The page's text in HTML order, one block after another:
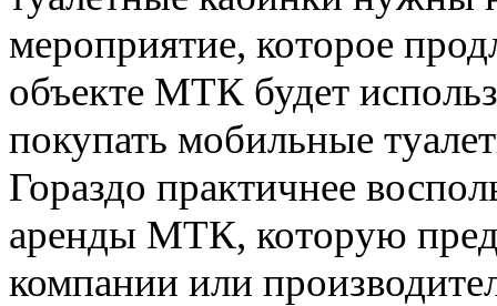
мероприятие, которое
объекте МТК будет
покупать мобильные
Гораздо практичнее
аренды МТК, которую
компании или